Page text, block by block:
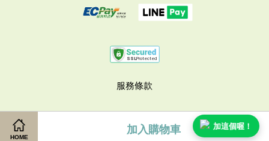
HOME
加入購物車
服務條款
加這個喔！